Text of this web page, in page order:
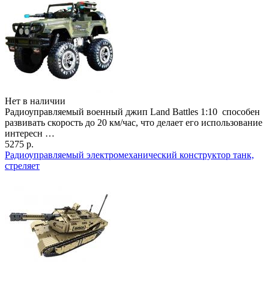
Нет в наличии
Радиоуправляемый военный джип Land Battles 1:10 способен
развивать скорость до 20 км/час, что делает его использование
интересн …
5275 р.
Радиоуправляемый электромеханический конструктор танк,
стреляет